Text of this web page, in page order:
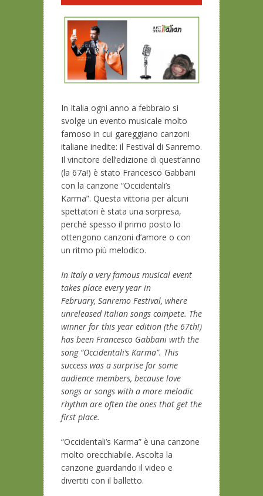
In Italia ogni anno a febbraio si
svolge un evento musicale molto
famoso in cui gareggiano canzoni
italiane inedite: il Festival di Sanremo.
Il vincitore dell’edizione di quest’anno
(la 67a!) è stato Francesco Gabbani
con la canzone “Occidentali’s
Karma”. Questa vittoria per alcuni
spettatori è stata una sorpresa,
perché spesso il primo posto lo
ottengono canzoni d’amore o con
un ritmo più melodico.
In Italy a very famous musical event
takes place every year in
February, Sanremo Festival, where
unreleased Italian songs compete. The
winner for this year edition (the 67th!)
has been Francesco Gabbani with the
song “Occidentali’s Karma”. This
success was a surprise for some
audience members, because love
songs or songs with a more melodic
rhythm are often the ones that get the
first place.
“Occidentali’s Karma” è una canzone
molto orecchiabile. Ascolta la
canzone guardando il video e
divertiti con il balletto.